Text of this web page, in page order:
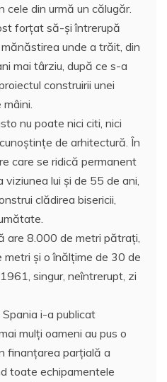
cele din urmă un călugăr.
forțat să-şi întrerupă
unde a trăit, din
mai târziu, după ce s-a
construirii unei
nu poate nici citi, nici
de arhitectură. În
care se ridică permanent
lui și de 55 de ani,
clădirea bisericii,
are 8.000 de metri pătraţi,
şi o înălţime de 30 de
singur, neîntrerupt, zi
i-a publicat
mulți oameni au pus o
finanțarea parțială a
toate echipamentele